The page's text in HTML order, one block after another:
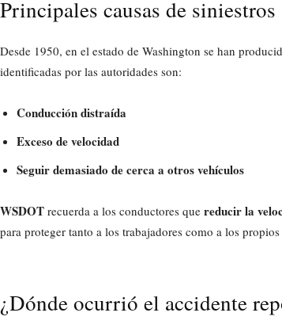
Principales causas de siniestros
Desde 1950, en el estado de Washington se han
identificadas por las autoridades son:
Conducción distraída
Exceso de velocidad
Seguir demasiado de cerca a otros vehículos
WSDOT recuerda a los conductores que reducir la
para proteger tanto a los trabajadores como a los
¿Dónde ocurrió el accidente